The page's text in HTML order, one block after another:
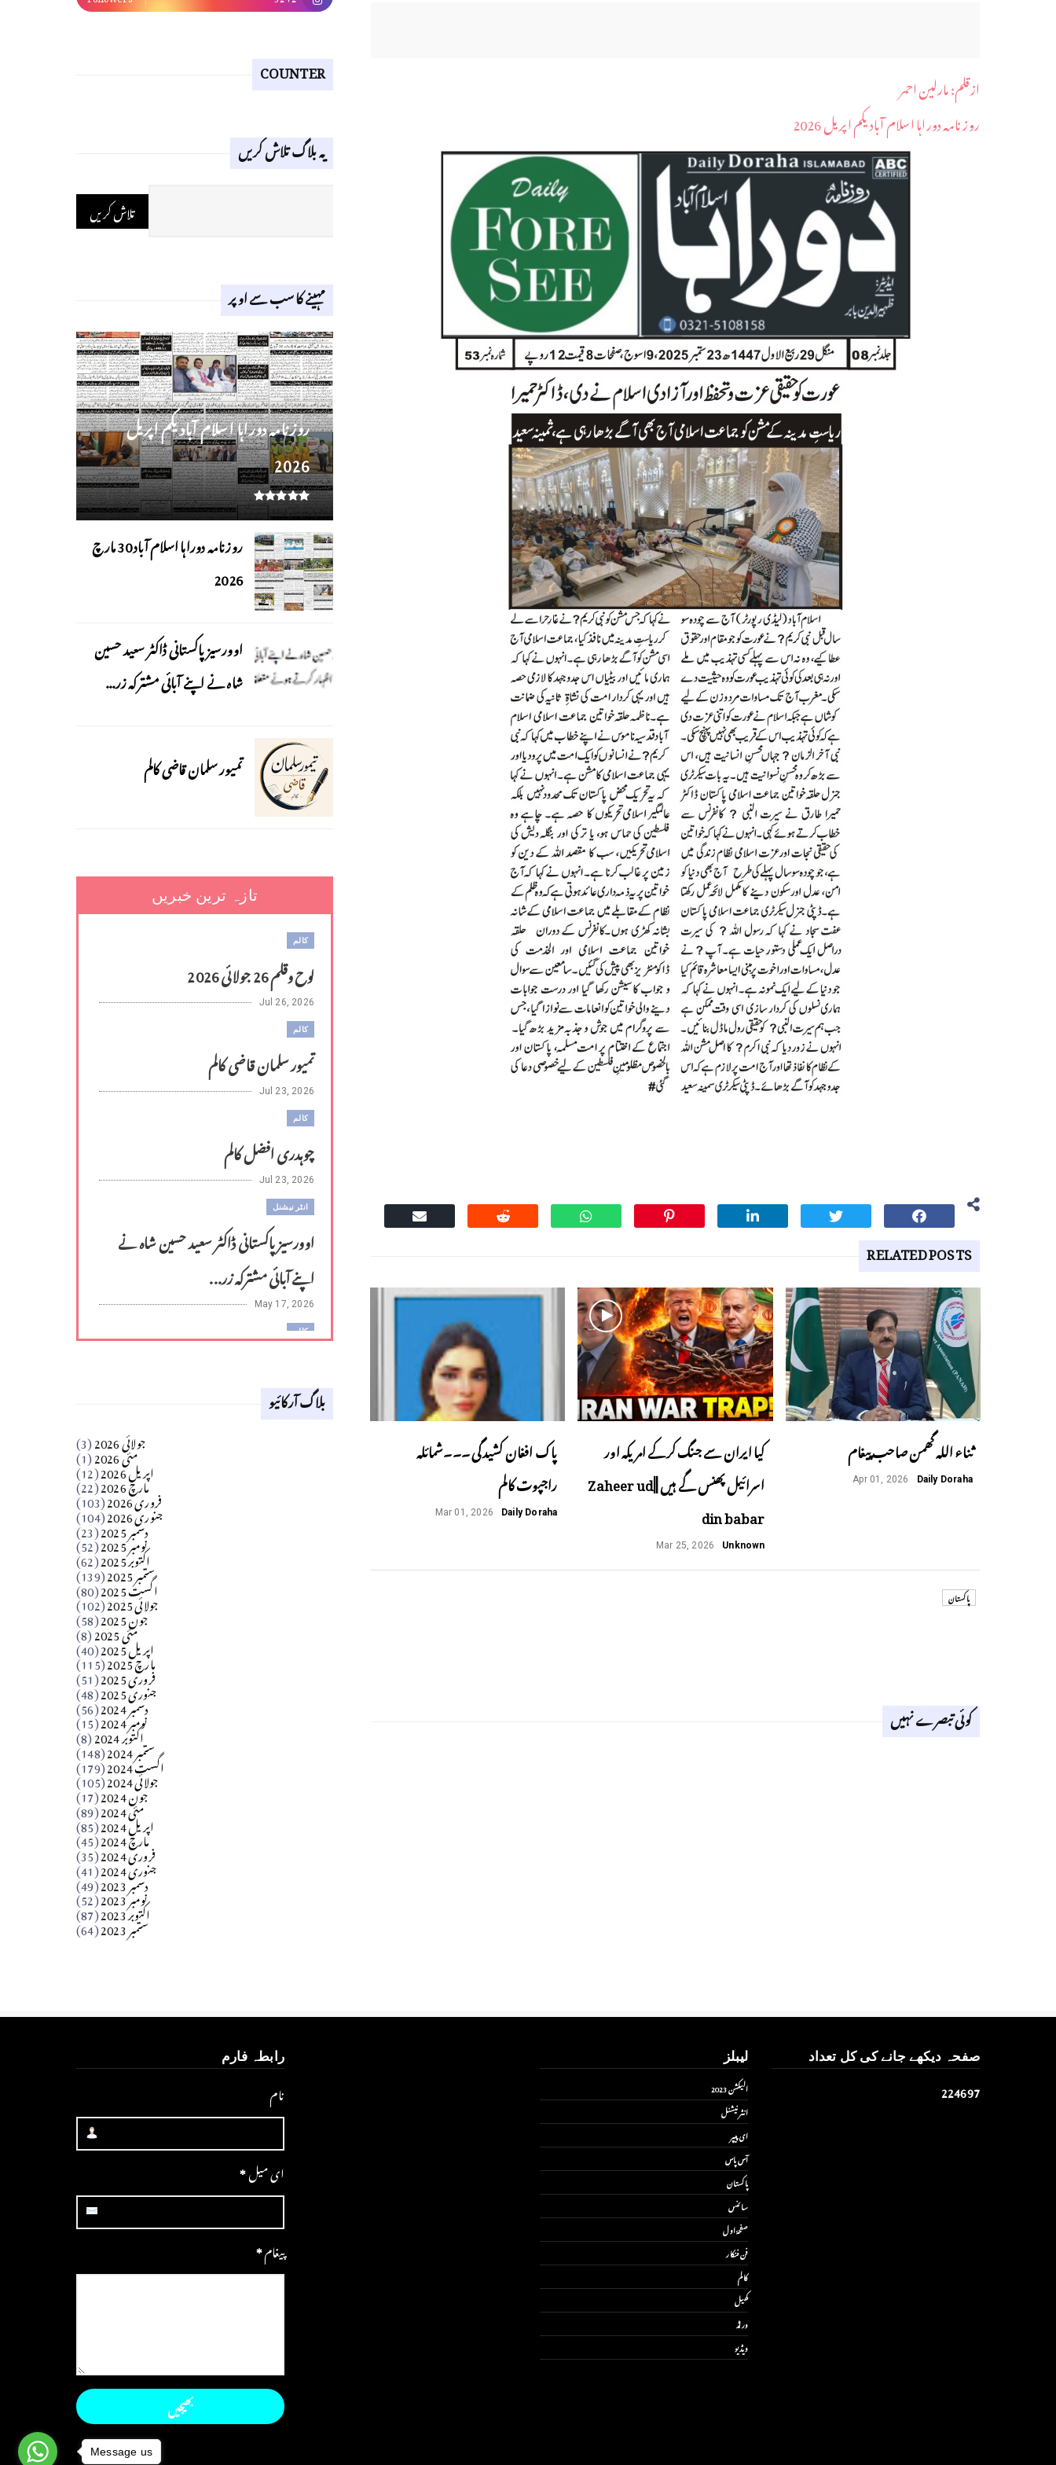
ازقلم: مارلین احمر
روز نامہ دوراہا اسلام آباد یکم اپریل 2026
RELATED POSTS
ثناء اللہ گھمن صاحب پیغام
Daily Doraha
Apr 01, 2026
کیا ایران سے جنگ کرکے امریکہ اور
اسرائیل پھنس گے ہیں ||Zaheer ud
din babar
Unknown
Mar 25, 2026
پاک افغان کشیدگی ۔۔۔شمائلہ
راجپوت کالم
Daily Doraha
Mar 01, 2026
پاکستان
کوئی تبصرے نہیں
COUNTER
یہ بلاگ تلاش کریں
مہینے کا سب سے اوپر
روز نامہ دوراہا اسلام آباد یکم اپریل
2026
روزنامہ دوراہا اسلام آباد 30 مارچ
2026
اوورسیز پاکستانی ڈاکٹر سعید حسین
شاہ نے اپنے آبائی مشترکہ زر...
تمیور سلمان قاضی کالم
تازہ ترین خبریں
کالم
لوح وقلم 26 جولائی 2026
Jul 26, 2026
کالم
تمیور سلمان قاضی کالم
Jul 23, 2026
کالم
چوہدری افضل کالم
Jul 23, 2026
انٹر نیشنل
اوورسیز پاکستانی ڈاکٹر سعید حسین شاہ نے
اپنے آبائی مشترکہ زر...
May 17, 2026
کالم
Apr 18, 2026
آزاد کشمیر جیسے احتجاج کی ضرورت ہے؟
​تحریر: عاصم نواز طاہرخیلی (غازی/ہری پور)
بلاگ آرکائیو
جولائی 2026 (3) مئی 2026 (1) اپریل 2026 (12) مارچ 2026 (22) فروری 2026 (103) جنوری 2026 (104) دسمبر 2025 (23) نومبر 2025 (52) اکتوبر 2025 (62) ستمبر 2025 (139) اگست 2025 (80) جولائی 2025 (102) جون 2025 (58) مئی 2025 (8) اپریل 2025 (40) مارچ 2025 (115) فروری 2025 (51) جنوری 2025 (48) دسمبر 2024 (56) نومبر 2024 (15) اکتوبر 2024 (8) ستمبر 2024 (148) اگست 2024 (179) جولائی 2024 (105) جون 2024 (17) مئی 2024 (89) اپریل 2024 (85) مارچ 2024 (45) فروری 2024 (35) جنوری 2024 (41) دسمبر 2023 (49) نومبر 2023 (52) اکتوبر 2023 (87) ستمبر 2023 (64)
صفحہ دیکھے جانے کی کل تعداد
224697
لیبلز
الیکشن 2023
انٹر نیشنل
ای پیپر
آس پاس
پاکستان
سائنس
صفحۂ اول
فن فنکار
کالم
کھیل
ورلڈ
ویڈیو
رابطہ فارم
نام
ای میل*
پیغام*
Message us